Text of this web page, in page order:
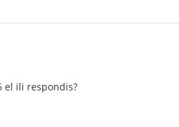
el ili respondis?